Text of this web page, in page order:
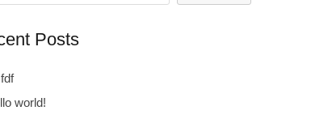
Posts
world!